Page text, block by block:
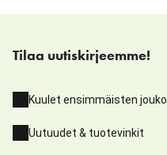
Tilaa uutiskirjeemme!
Kuulet ensimmäisten
Uutuudet & tuotevinkit